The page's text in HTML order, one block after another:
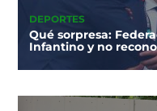
DEPORTES
Qué sorpresa:
Infantino y no